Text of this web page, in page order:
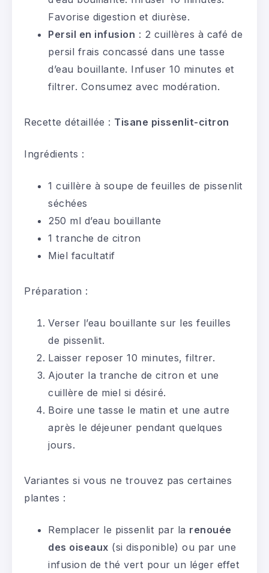
Favorise digestion et diurèse.
Persil en infusion : 2 cuillères à café de
persil frais concassé dans une tasse
d’eau bouillante. Infuser 10 minutes et
filtrer. Consumez avec modération.
Recette détaillée : Tisane pissenlit-citron
Ingrédients :
1 cuillère à soupe de feuilles de pissenlit
séchées
250 ml d’eau bouillante
1 tranche de citron
Miel facultatif
Préparation :
Verser l’eau bouillante sur les feuilles
de pissenlit.
Laisser reposer 10 minutes, filtrer.
Ajouter la tranche de citron et une
cuillère de miel si désiré.
Boire une tasse le matin et une autre
après le déjeuner pendant quelques
jours.
Variantes si vous ne trouvez pas certaines
plantes :
Remplacer le pissenlit par la renouée
des oiseaux (si disponible) ou par une
infusion de thé vert pour un léger effet